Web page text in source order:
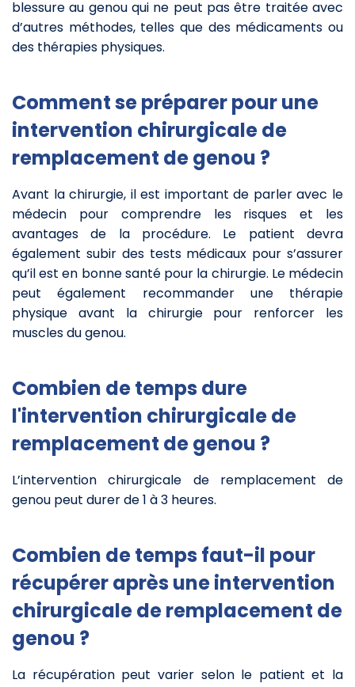
blessure au genou qui ne peut pas être traitée avec
d’autres méthodes, telles que des médicaments ou
des thérapies physiques.
Comment se préparer pour une
intervention chirurgicale de
remplacement de genou ?
Avant la chirurgie, il est important de parler avec le
médecin pour comprendre les risques et les
avantages de la procédure. Le patient devra
également subir des tests médicaux pour s’assurer
qu’il est en bonne santé pour la chirurgie. Le médecin
peut également recommander une thérapie
physique avant la chirurgie pour renforcer les
muscles du genou.
Combien de temps dure
l'intervention chirurgicale de
remplacement de genou ?
L’intervention chirurgicale de remplacement de
genou peut durer de 1 à 3 heures.
Combien de temps faut-il pour
récupérer après une intervention
chirurgicale de remplacement de
genou ?
La récupération peut varier selon le patient et la